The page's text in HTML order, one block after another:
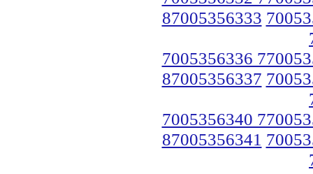
87005356333
7005356336
87005356337
7005356340
87005356341